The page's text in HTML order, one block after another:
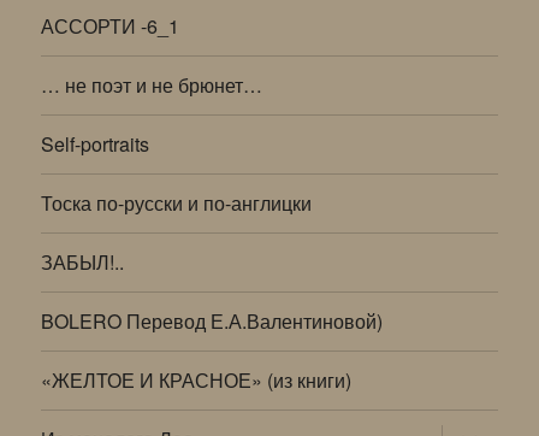
АССОРТИ -6_1
… не поэт и не брюнет…
Self-portraits
Тоска по-русски и по-англицки
ЗАБЫЛ!..
BOLERO Перевод Е.А.Валентиновой)
«ЖЕЛТОЕ И КРАСНОЕ» (из книги)